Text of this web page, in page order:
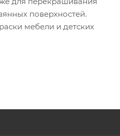
поверхностей.
мебели и детских